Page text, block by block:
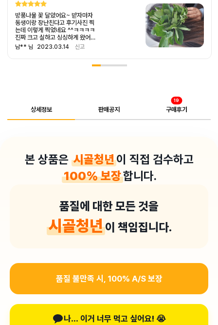
방풍나물 꽃 달았어요~ 받자마자
동생이랑 장난친다고 후기사진 찍
는데 이렇게 찍었네요 ^^ㅋㅋㅋㅋ
진짜 크고 실하고 싱싱하게 왔어
요 택배로 받는거라 좀 걱정했는
남** 님 2023.03.14 신고
상세정보 판매공지 구매후기
19
본 상품은 시골청년이 직접 검수하고
100%보장합니다.
품질에 대한 모든 것을
시골청년이 책임집니다.
품질 불만족 시, 100% A/S 보장
나... 이거 너무 먹고 싶어요! 😭